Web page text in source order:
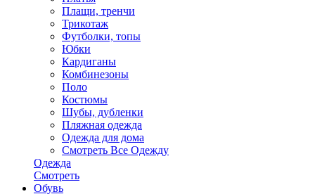
Плащи, тренчи
Трикотаж
Футболки, топы
Юбки
Кардиганы
Комбинезоны
Поло
Костюмы
Шубы, дубленки
Пляжная одежда
Одежда для дома
Смотреть Все Одежду
Одежда
Смотреть
Обувь